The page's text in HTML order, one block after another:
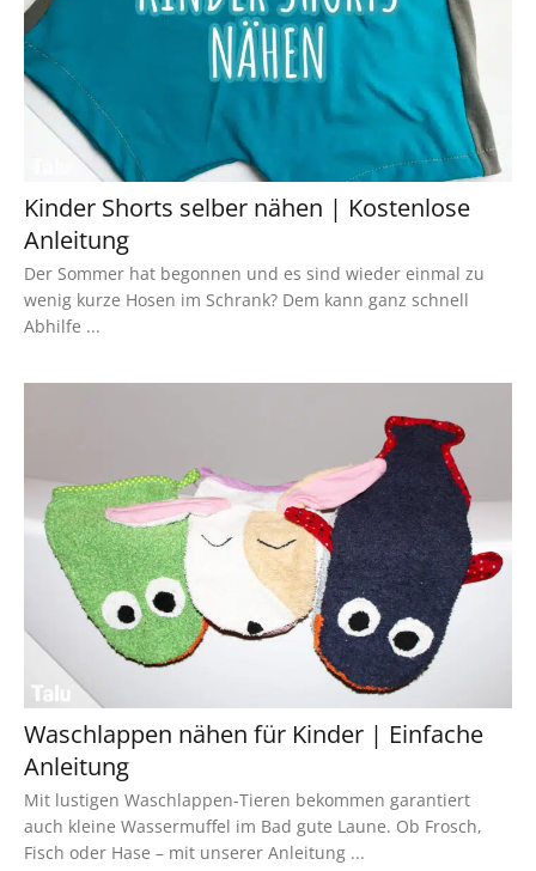
Kinder Shorts selber nähen | Kostenlose
Anleitung
Der Sommer hat begonnen und es sind wieder einmal zu
wenig kurze Hosen im Schrank? Dem kann ganz schnell
Abhilfe ...
Waschlappen nähen für Kinder | Einfache
Anleitung
Mit lustigen Waschlappen-Tieren bekommen garantiert
auch kleine Wassermuffel im Bad gute Laune. Ob Frosch,
Fisch oder Hase – mit unserer Anleitung ...